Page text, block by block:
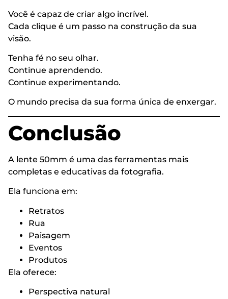
Você é capaz de criar algo incrível.
Cada clique é um passo na construção da sua
visão.
Tenha fé no seu olhar.
Continue aprendendo.
Continue experimentando.
O mundo precisa da sua forma única de enxergar.
Conclusão
A lente 50mm é uma das ferramentas mais
completas e educativas da fotografia.
Ela funciona em:
Retratos
Rua
Paisagem
Eventos
Produtos
Ela oferece:
Perspectiva natural